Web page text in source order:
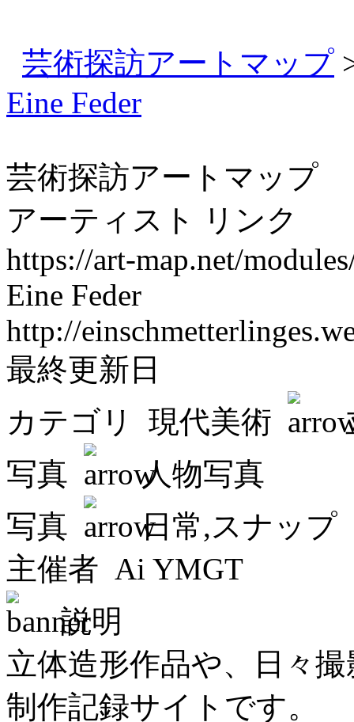
芸術探訪アートマップ
Eine Feder
芸術探訪アートマップ
アーティスト リンク
https://art-map.net/
Eine Feder
http://
最終更新日
カテゴリ
現代美術
写真
人物写真
写真
日常,スナップ
主催者 Ai YMGT
説明
立体造形作品や、日々
制作記録サイトです。